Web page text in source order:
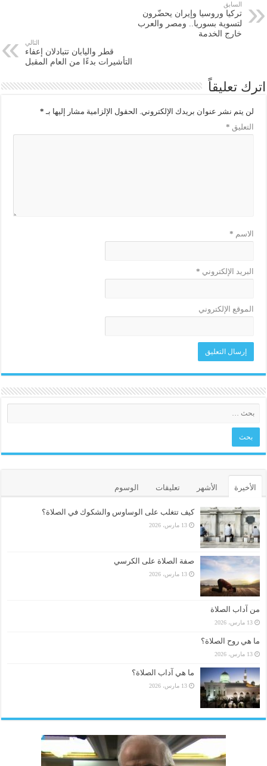
السابق
تركيا وروسيا وإيران يحضّرون
لتسوية بسوريا.. ومصر والعرب
خارج الخدمة
التالي
قطر واليابان تتبادلان إعفاء
التأشيرات بدءًا من العام المقبل
اترك تعليقاً
لن يتم نشر عنوان بريدك الإلكتروني. الحقول الإلزامية مشار إليها بـ *
التعليق *
الاسم *
البريد الإلكتروني *
الموقع الإلكتروني
الأخيرة الأشهر تعليقات الوسوم
كيف تتغلب على الوساوس والشكوك في الصلاة؟
13 مارس، 2026
صفة الصلاة على الكرسي
13 مارس، 2026
من آداب الصلاة
13 مارس، 2026
ما هي روح الصلاة؟
13 مارس، 2026
ما هي آداب الصلاة؟
13 مارس، 2026